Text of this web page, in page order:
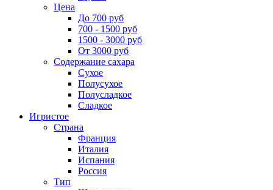
Цена
До 700 руб
700 - 1500 руб
1500 - 3000 руб
От 3000 руб
Содержание сахара
Сухое
Полусухое
Полусладкое
Сладкое
Игристое
Страна
Франция
Италия
Испания
Россия
Тип